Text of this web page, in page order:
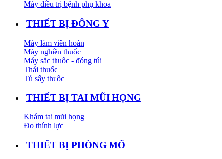
Máy điều trị bệnh phụ khoa
THIẾT BỊ ĐÔNG Y
Máy làm viên hoàn
Máy nghiền thuốc
Máy sắc thuốc - đóng túi
Thái thuốc
Tủ sấy thuốc
THIẾT BỊ TAI MŨI HỌNG
Khám tai mũi họng
Đo thính lực
THIẾT BỊ PHÒNG MỔ